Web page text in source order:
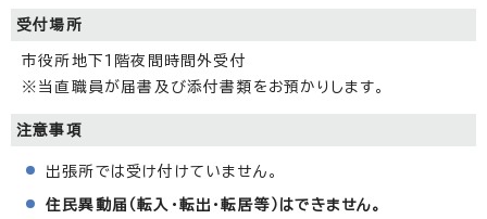
受付場所
市役所地下1階夜間時間外受付
※当直職員が届書及び添付書類をお預かりします。
注意事項
出張所では受け付けていません。
住民異動届（転入・転出・転居等）はできません。